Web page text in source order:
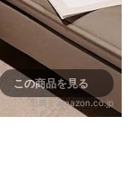
この商品を見る
出典： amazon.co.jp